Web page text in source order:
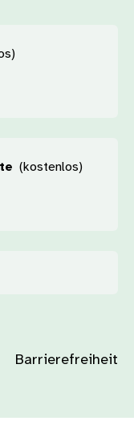
(kostenlos)
Barrierefreiheit